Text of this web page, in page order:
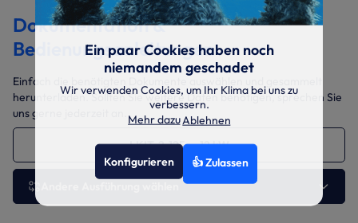
Dokumentation &
Bedienungsanleitungen
Einfach die benötigten Dokumente auswählen und gesammelt
herunterladen. Sollten Sie weitere Daten benötigen, sprechen Sie
uns gerne jederzeit an.
LKIT-2-125 12 kW
Ein paar Cookies haben noch
niemandem geschadet
Wir verwenden Cookies, um Ihr Klima bei uns zu
verbessern.
Mehr dazuAblehnen
Konfigurieren 👍 Zulassen